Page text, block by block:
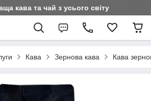
кава та чай з усього світу
Кава Зернова кава Кава